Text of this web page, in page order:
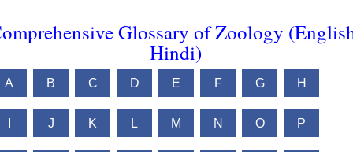
Glossary of Zoology
Hindi)
A B C D E F G H
J K L M N O P